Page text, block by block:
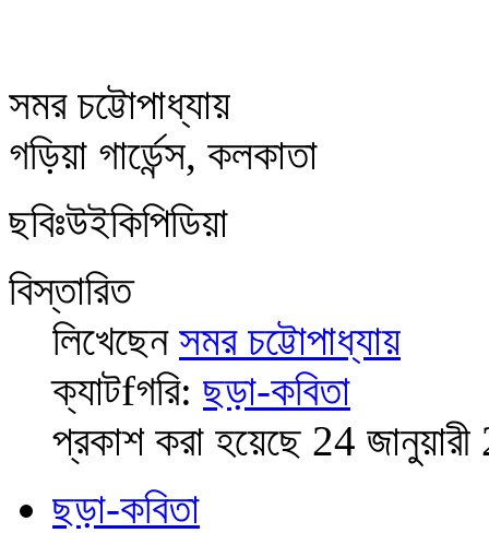
সমর চট্টোপাধ্যায়
গড়িয়া গার্ডেন্স, কলকাতা
ছবিঃউইকিপিডিয়া
বিস্তারিত
লিখেছেন সমর চট্টোপাধ্যায়
ক্যাটfগরি: ছড়া-কবিতা
প্রকাশ করা হয়েছে 24
ছড়া-কবিতা